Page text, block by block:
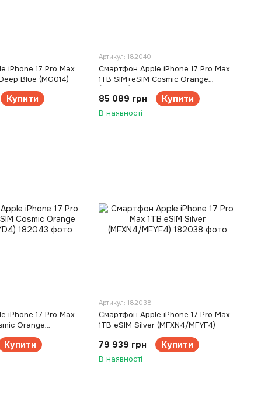
iPhone 17 Pro Max
Blue (MG014)
Купити
Артикул: 182040
Смартфон Apple iPhone 17 Pro Max
1TB SIM+eSIM Cosmic Orange
85 089 грн Купити
В наявності
iPhone 17 Pro Max
Orange
Купити
Артикул: 182038
Смартфон Apple iPhone 17 Pro Max
1TB eSIM Silver (MFXN4/MFYF4)
79 939 грн Купити
В наявності